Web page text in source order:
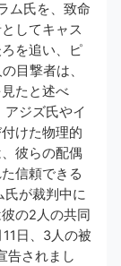
ム氏を、致命
してキャス
を追い、ピ
目撃者は、
たと述べ
ジズ氏やイ
けた物理的
彼らの配偶
信頼できる
氏が裁判中に
の2人の共同
日、3人の被
告されまし